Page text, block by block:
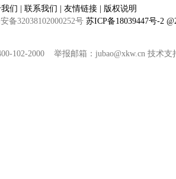
们 联系我们 友情链接
版权说明
备32038102000252号 苏ICP备18039447号-2
102-2000 举报邮箱：jubao@xkw.cn 技术支